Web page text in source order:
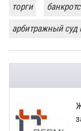
торги
арбитражный суд